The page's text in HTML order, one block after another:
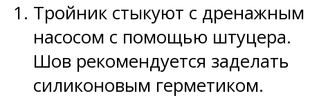
Тройник стыкуют с дренажным
насосом с помощью штуцера.
Шов рекомендуется заделать
силиконовым герметиком.